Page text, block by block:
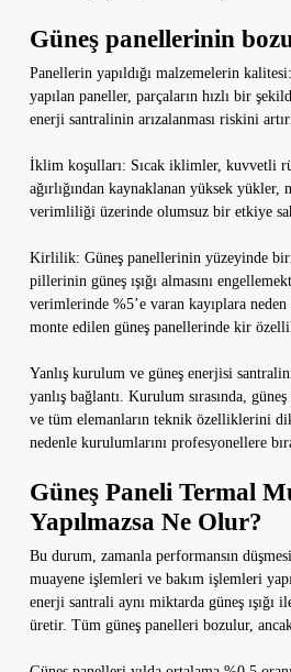
Güneş panellerinin
Panellerin yapıldığı malzemelerin
yapılan paneller, parçaların hızlı bir
enerji santralinin arızalanması riskini
İklim koşulları: Sıcak iklimler, kuvvetli
ağırlığından kaynaklanan yüksek
verimliliği üzerinde olumsuz bir etkiye
Kirlilik: Güneş panellerinin yüzeyinde
pillerinin güneş ışığı almasını
verimlerinde %5’e varan kayıplara
monte edilen güneş panellerinde kir
Yanlış kurulum ve güneş enerjisi
yanlış bağlantı. Kurulum sırasında,
ve tüm elemanların teknik özelliklerini
nedenle kurulumlarını profesyonellere
Güneş Paneli Termal
Yapılmazsa Ne Olur?
Bu durum, zamanla performansın
muayene işlemleri ve bakım işlemleri
enerji santrali aynı miktarda güneş ışığı
üretir. Tüm güneş panelleri bozulur,